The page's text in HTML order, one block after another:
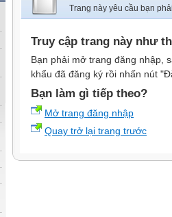
Trang này yêu cầu bạn
Truy cập trang này như
Bạn phải mở trang đăng nhập,
khẩu đã đăng ký rồi nhấn nút
Bạn làm gì tiếp theo?
Mở trang đăng nhập
Quay trở lại trang trước